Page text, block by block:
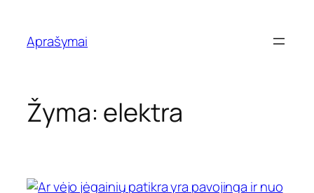
turinio
Aprašymai
Žyma: elektra